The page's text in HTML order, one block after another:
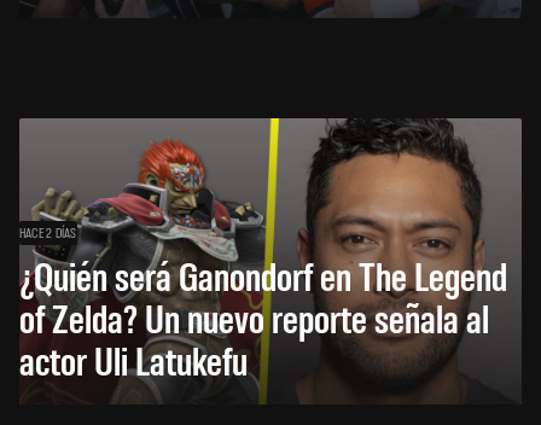
HACE 2 DÍAS
¿Quién será Ganondorf en The Legend
of Zelda? Un nuevo reporte señala al
actor Uli Latukefu